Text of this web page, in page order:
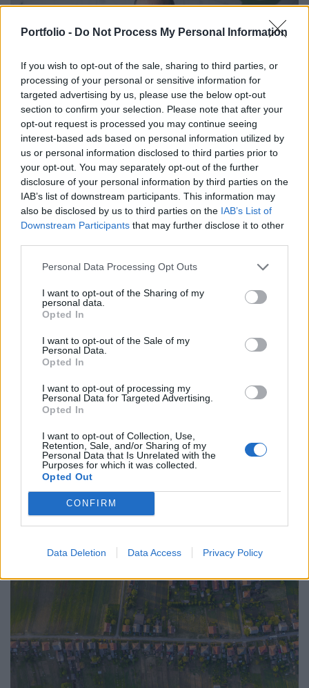
Portfolio - Do Not Process My Personal Information
If you wish to opt-out of the sale, sharing to third parties, or
processing of your personal or sensitive information for
targeted advertising by us, please use the below opt-out
section to confirm your selection. Please note that after your
opt-out request is processed you may continue seeing
interest-based ads based on personal information utilized by
us or personal information disclosed to third parties prior to
your opt-out. You may separately opt-out of the further
disclosure of your personal information by third parties on the
IAB’s list of downstream participants. This information may
also be disclosed by us to third parties on the IAB’s List of
Downstream Participants that may further disclose it to other
Personal Data Processing Opt Outs
I want to opt-out of the Sharing of my
personal data.
Opted In
I want to opt-out of the Sale of my
Personal Data.
Opted In
I want to opt-out of processing my
Personal Data for Targeted Advertising.
Opted In
I want to opt-out of Collection, Use,
Retention, Sale, and/or Sharing of my
Personal Data that Is Unrelated with the
Purposes for which it was collected.
Opted Out
CONFIRM
Data Deletion Data Access Privacy Policy
2023. május 15. 09:00 | Portfolio
Hálózat, cloud és security egy kézből –
csúcsra érhet a 4iG leánya
Másfél évvel ezelőtt zárult le a felvásárlás, amellyel az
Invitech a 4iG Csoport részévé vált. Az Invitech
egymást a cégcsoport vállalatai, és milyen fejlesztési
hogyan segíthet az automatizáció a távközlési
infrastruktúra szolgáltatásokban és mennyire fáj az
társaságnak.
2023. április 18. 10:02 | Portfolio
Lekapcsolják Magyarországon a 3G
hálózatokat a mobilszolgáltatók, de ez már
senkit sem érdekel
Március 31-én véget ért a Nemzeti Média- és Hírközlési
milliárd forint értékben támogatta az elavult, 2G- és 3G-
programmal a 3G-hálózatok zökkenőmentes kivezetését
kívánta támogatni a hatóság.